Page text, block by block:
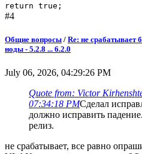
return true;
#4
Общие вопросы / Re: не срабатывает
ноды - 5.2.8 ... 6.2.0
July 06, 2026, 04:29:26 PM
Quote from: Victor
07:34:18 PMСделал
должно исправить
релиз.
не срабатывает, все равно